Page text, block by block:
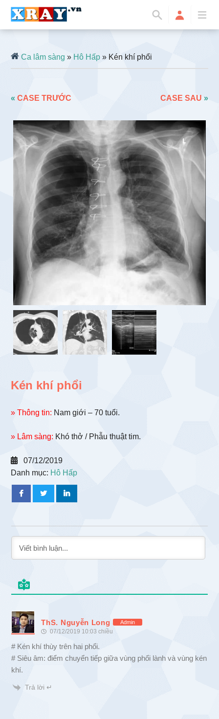
Ca lâm sàng » Hô Hấp » Kén khí phổi
«CASE TRƯỚC CASE SAU »
Kén khí phổi
» Thông tin: Nam giới – 70 tuổi.
» Lâm sàng: Khó thở / Phẫu thuật tim.
07/12/2019
Danh mục: Hô Hấp
ThS. Nguyễn Long Admin
07/12/2019 10:03 chiều
# Kén khí thùy trên hai phổi.
# Siêu âm: điểm chuyển tiếp giữa vùng phổi lành và vùng kén
khí.
Trả lời ↵